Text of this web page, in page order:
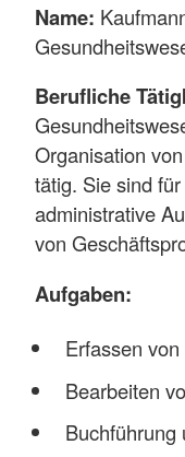
Name:
Berufliche
Organisation
tätig. Sie sind
administrative
von
Aufgaben:
Erfassen
Bearbeiten
Buchführung